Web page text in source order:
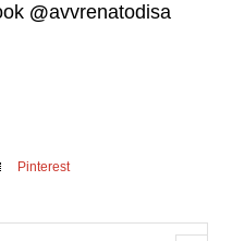
@avvrenatodisa
Pinterest